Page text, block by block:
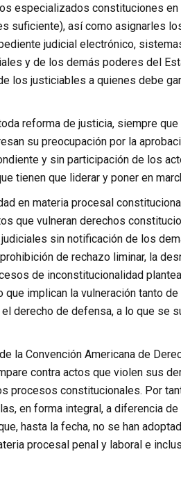
especializados constituciones
suficiente), así como asignarles
judicial electrónico,
y de los demás poderes del
los justiciables a quienes debe
reforma de justicia, siempre
su preocupación por la
y sin participación de los
tienen que liderar y poner en
en materia procesal
que vulneran derechos
sin notificación de los
de rechazo liminar, la
de inconstitucionalidad
implican la vulneración tanto
derecho de defensa, a lo que se
la Convención Americana de
contra actos que violen sus
procesos constitucionales. Por
en forma integral, a diferencia
hasta la fecha, no se han
procesal penal y laboral e